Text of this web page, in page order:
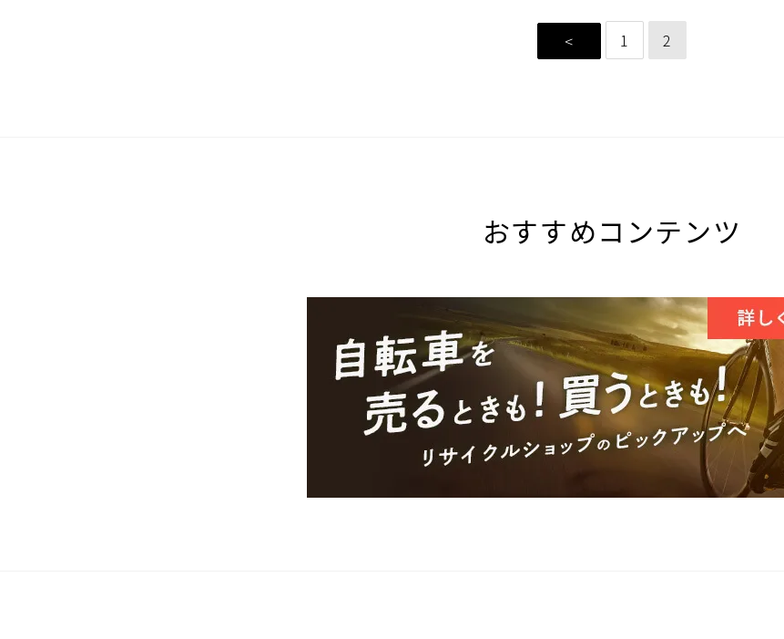
< 1 2
おすすめコンテンツ